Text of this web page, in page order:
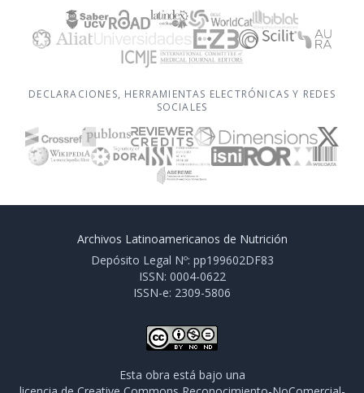
DECLARACIONES, HERRAMIENTAS ELECTRÓNICAS Y REDES
SOCIALES
Archivos Latinoamericanos de Nutrición
Depósito Legal Nº: pp199602DF83
ISSN: 0004-0622
ISSN-e: 2309-5806
Esta obra está bajo una